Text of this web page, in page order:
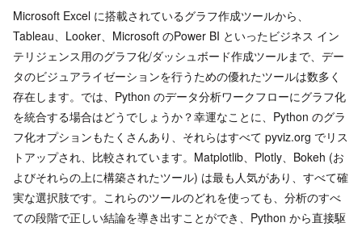
Microsoft Excel に搭載されているグラフ作成ツールから、
Tableau、Looker、Microsoft のPower BI といったビジネス イン
テリジェンス用のグラフ化/ダッシュボード作成ツールまで、デー
タのビジュアライゼーションを行うための優れたツールは数多く
存在します。では、Python のデータ分析ワークフローにグラフ化
を統合する場合はどうでしょうか？幸運なことに、Python のグラ
フ化オプションもたくさんあり、それらはすべて pyviz.org でリス
トアップされ、比較されています。Matplotlib、Plotly、Bokeh (お
よびそれらの上に構築されたツール) は最も人気があり、すべて確
実な選択肢です。これらのツールのどれを使っても、分析のすべ
ての段階で正しい結論を導き出すことができ、Python から直接駆